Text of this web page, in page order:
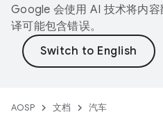
Google 会使用 AI 技术将内
译可能包含错误。
AOSP 文档 汽车